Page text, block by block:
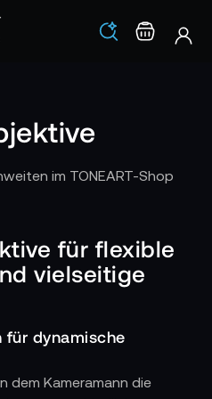
Los
für flexible
vielseitige
für dynamische
dem Kameramann die